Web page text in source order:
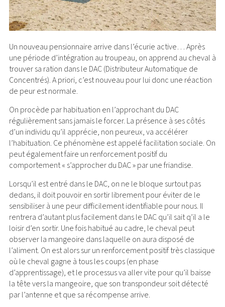
Un nouveau pensionnaire arrive dans l’écurie active… Après
une période d’intégration au troupeau, on apprend au cheval à
trouver sa ration dans le DAC (Distributeur Automatique de
Concentrés). A priori, c’est nouveau pour lui donc une réaction
de peur est normale.
On procède par habituation en l’approchant du DAC
régulièrement sans jamais le forcer. La présence à ses côtés
d’un individu qu’il apprécie, non peureux, va accélérer
l’habituation. Ce phénomène est appelé facilitation sociale. On
peut également faire un renforcement positif du
comportement « s’approcher du DAC » par une friandise.
Lorsqu’il est entré dans le DAC, on ne le bloque surtout pas
dedans, il doit pouvoir en sortir librement pour éviter de le
sensibiliser à une peur difficilement identifiable pour nous. Il
rentrera d’autant plus facilement dans le DAC qu’il sait q’il a le
loisir d’en sortir. Une fois habitué au cadre, le cheval peut
observer la mangeoire dans laquelle on aura disposé de
l’aliment. On est alors sur un renforcement positif très classique
où le cheval gagne à tous les coups (en phase
d’apprentissage), et le processus va aller vite pour qu’il baisse
la tête vers la mangeoire, que son transpondeur soit détecté
par l’antenne et que sa récompense arrive.